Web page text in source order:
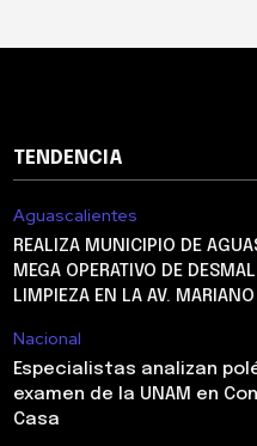
TENDENCIA
Aguascalientes
REALIZA MUNICIPIO DE
MEGA OPERATIVO DE
LIMPIEZA EN LA AV.
Nacional
Especialistas analizan
examen de la UNAM en
Casa